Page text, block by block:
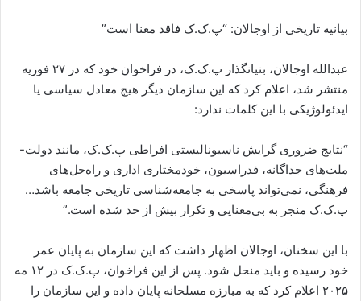
بیانیه تاریخی از اوجالان: “پ.ک.ک فاقد معنا است”
عبدالله اوجالان، بنیانگذار پ.ک.ک، در فراخوان خود که در ۲۷ فوریه
منتشر شد، اعلام کرد که این سازمان دیگر هیچ معادل سیاسی یا
ایدئولوژیکی با این کلمات ندارد:
“نتایج ضروری گرایش ناسیونالیستی افراطی پ.ک.ک، مانند دولت-
ملت‌های جداگانه، فدراسیون، خودمختاری اداری و راه‌حل‌های
فرهنگی، نمی‌تواند پاسخی به جامعه‌شناسی تاریخی جامعه باشد…
پ.ک.ک منجر به بی‌معنایی و تکرار بیش از حد شده است.”
با این سخنان، اوجالان اظهار داشت که این سازمان به پایان عمر
خود رسیده و باید منحل شود. پس از این فراخوان، پ.ک.ک در ۱۲ مه
۲۰۲۵ اعلام کرد که به مبارزه مسلحانه پایان داده و این سازمان را